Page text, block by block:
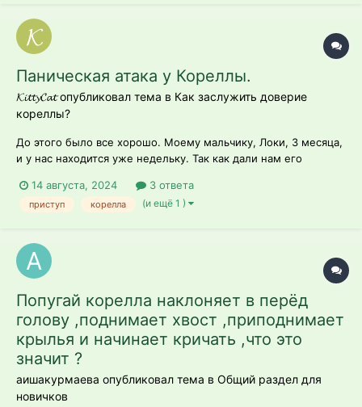
Паническая атака у Кореллы.
𝓚𝓲𝓽𝓽𝔂𝓒𝓪𝓽 опубликовал тема в Как заслужить доверие
кореллы?
До этого было все хорошо. Моему мальчику, Локи, 3 месяца,
и у нас находится уже недельку. Так как дали нам его
меня, но при этом именно кисти рук не одобряет. Выпускаем
полетать. Вроде как все было не плохо, даже на мне побыл.
14 августа, 2024 3 ответа
приступ корелла (и ещё 1 )
Попугай корелла наклоняет в перёд
голову ,поднимает хвост ,приподнимает
крылья и начинает кричать ,что это
значит ?
аишакурмаева опубликовал тема в Общий раздел для
новичков